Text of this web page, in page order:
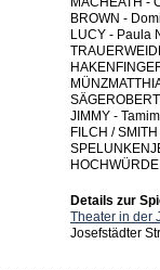
BROWN -
LUCY - Paula
JIMMY -
FILCH /
Details zur
Theater in der
Josefstädter